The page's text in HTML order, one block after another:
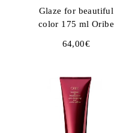
Glaze for beautiful
color 175 ml Oribe
64,00€